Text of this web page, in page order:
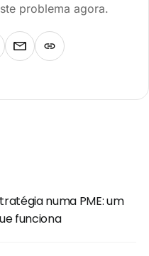
problema agora.
numa PME: um
funciona